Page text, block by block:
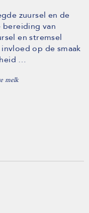
zuursel en de
van
en stremsel
op de smaak
…
melk